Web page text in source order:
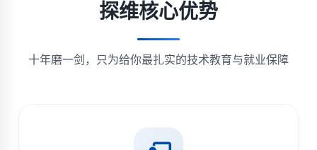
探维核心优势
十年磨一剑，只为给你最扎实的技术教育与就业保障